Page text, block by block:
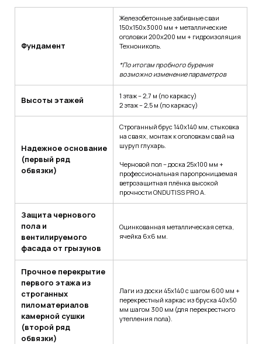
Фундамент
Железобетонные забивные сваи
150х150х3000 мм + металлические
оголовки 200х200 мм + гидроизоляция
Технониколь.
*По итогам пробного бурения
возможно изменение параметров
Высоты этажей
1 этаж – 2,7 м (по каркасу)
2 этаж – 2,5 м (по каркасу)
Надежное основание
(первый ряд
обвязки)
Строганный брус 140х140 мм, стыковка
на сваях, монтаж к оголовкам свай на
шуруп глухарь.
Черновой пол – доска 25х100 мм +
профессиональная паропроницаемая
ветрозащитная плёнка высокой
прочности ONDUTISS PRO A.
Защита чернового
пола и
вентилируемого
фасада от грызунов
Оцинкованная металлическая сетка,
ячейка 6х6 мм.
Прочное перекрытие
первого этажа из
строганных
пиломатериалов
камерной сушки
(второй ряд
обвязки)
Лаги из доски 45х140 с шагом 600 мм +
перекрестный каркас из бруска 40х50
мм шагом 300 мм (для перекрестного
утепления пола).